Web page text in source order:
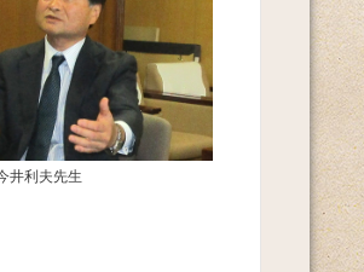
井利夫先生